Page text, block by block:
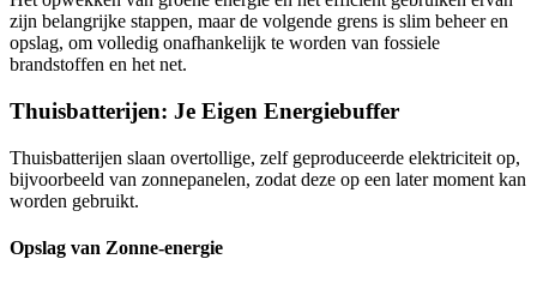
zijn belangrijke stappen, maar de volgende grens is slim beheer en
opslag, om volledig onafhankelijk te worden van fossiele
brandstoffen en het net.
Thuisbatterijen: Je Eigen Energiebuffer
Thuisbatterijen slaan overtollige, zelf geproduceerde elektriciteit op,
bijvoorbeeld van zonnepanelen, zodat deze op een later moment kan
worden gebruikt.
Opslag van Zonne-energie